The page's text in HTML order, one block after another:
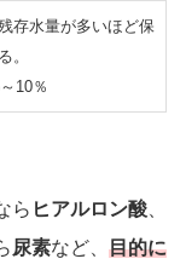
存水量が多いほど保
。
10％
ら ヒアルロン酸
尿素など、 目的に